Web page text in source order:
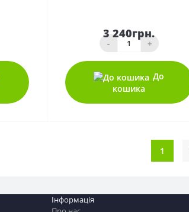
3 240грн.
- +
До
кошика
1
Інформація